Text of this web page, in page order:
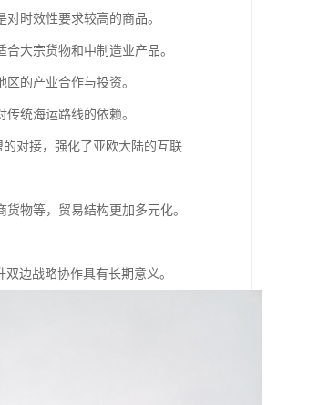
时效性要求较高的商品。
大宗货物和中制造业产品。
的产业合作与投资。
统海运路线的依赖。
对接，强化了亚欧大陆的互联
物等，贸易结构更加多元化。
边战略协作具有长期意义。